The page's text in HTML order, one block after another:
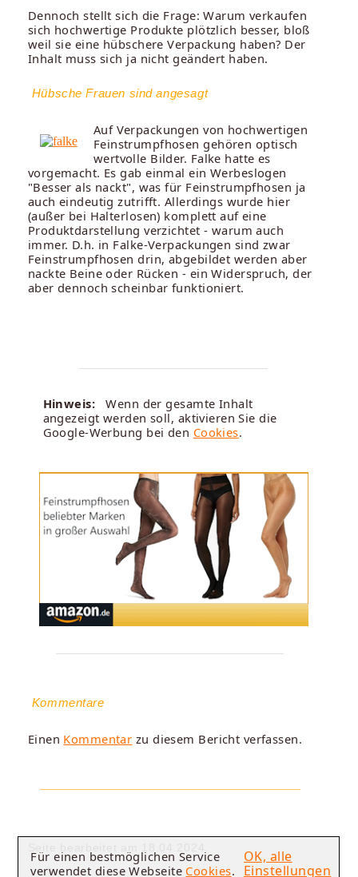
Dennoch stellt sich die Frage: Warum verkaufen
sich hochwertige Produkte plötzlich besser, bloß
weil sie eine hübschere Verpackung haben? Der
Inhalt muss sich ja nicht geändert haben.
Hübsche Frauen sind angesagt
Auf Verpackungen von hochwertigen
Feinstrumpfhosen gehören optisch
wertvolle Bilder. Falke hatte es
vorgemacht. Es gab einmal ein Werbeslogen
"Besser als nackt", was für Feinstrumpfhosen ja
auch eindeutig zutrifft. Allerdings wurde hier
(außer bei Halterlosen) komplett auf eine
Produktdarstellung verzichtet - warum auch
immer. D.h. in Falke-Verpackungen sind zwar
Feinstrumpfhosen drin, abgebildet werden aber
nackte Beine oder Rücken - ein Widerspruch, der
aber dennoch scheinbar funktioniert.
Hinweis: Wenn der gesamte Inhalt
angezeigt werden soll, aktivieren Sie die
Google-Werbung bei den Cookies.
Kommentare
Einen Kommentar zu diesem Bericht verfassen.
Für einen bestmöglichen Service
verwendet diese Webseite Cookies.
OK, alle
Einstellungen